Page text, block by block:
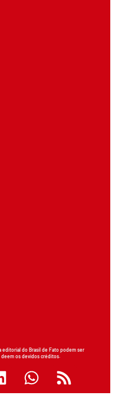
editorial do Brasil de Fato podem ser
os devidos créditos.